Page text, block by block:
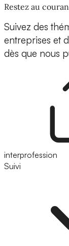
Restez au
Suivez des
entreprises et
dès que nous
interprofession
Suivi